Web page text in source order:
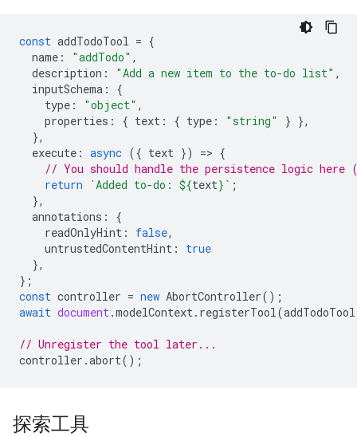
const addTodoTool = {
name : "addTodo" ,
description : "Add a new item to the to-do list" ,
inputSchema :
{
type : "object" ,
properties : { text : { type : "string" } },
},
execute : async ({ text }) => {
// You should handle the persistence logic here
return
`Added to-do: ${text} ` ;
},
annotations :
{
readOnlyHint : false,
untrustedContentHint :
true
},
};
const controller = new AbortController();
await document.modelContext. registerTool(addTodoTool
// Unregister the tool later...
controller .abort();
探索工具